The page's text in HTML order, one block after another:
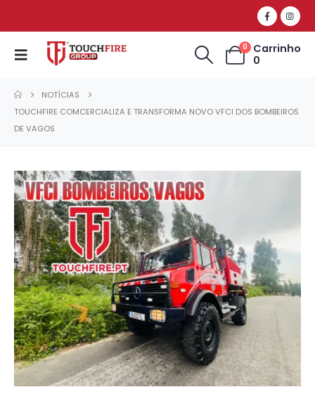
0
Carrinho
0
NOTÍCIAS
TOUCHFIRE COMCERCIALIZA E TRANSFORMA NOVO VFCI DOS BOMBEIROS
DE VAGOS